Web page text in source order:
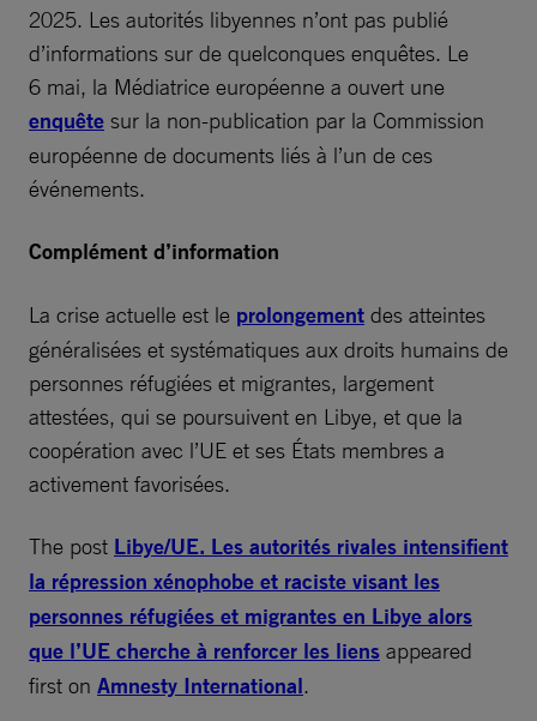
2025. Les autorités libyennes n’ont pas publié
d’informations sur de quelconques enquêtes. Le
6 mai, la Médiatrice européenne a ouvert une
enquête sur la non-publication par la Commission
européenne de documents liés à l’un de ces
événements.
Complément d’information
La crise actuelle est le prolongement des atteintes
généralisées et systématiques aux droits humains de
personnes réfugiées et migrantes, largement
attestées, qui se poursuivent en Libye, et que la
coopération avec l’UE et ses États membres a
activement favorisées.
The post Libye/UE. Les autorités rivales intensifient
la répression xénophobe et raciste visant les
personnes réfugiées et migrantes en Libye alors
que l’UE cherche à renforcer les liens appeared
first on Amnesty International.